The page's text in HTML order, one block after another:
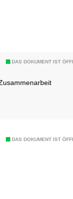
DAS DOKUMENT IST
DAS DOKUMENT IST